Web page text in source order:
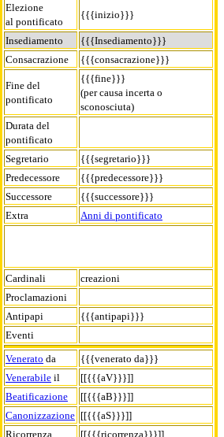
Elezione
al pontificato
{{{inizio}}}
Insediamento
{{{Insediamento}}}
Consacrazione
{{{consacrazione}}}
Fine del
pontificato
{{{fine}}}
(per causa incerta o
sconosciuta)
Durata del
pontificato
Segretario
{{{segretario}}}
Predecessore
{{{predecessore}}}
Successore
{{{successore}}}
Extra
Anni di pontificato
Cardinali
creazioni
Proclamazioni
Antipapi
{{{antipapi}}}
Eventi
Venerato da
{{{venerato da}}}
Venerabile il
[[{{{aV}}}]]
Beatificazione
[[{{{aB}}}]]
Canonizzazione [[{{{aS}}}]]
Ricorrenza
[[{{{ricorrenza}}}]]